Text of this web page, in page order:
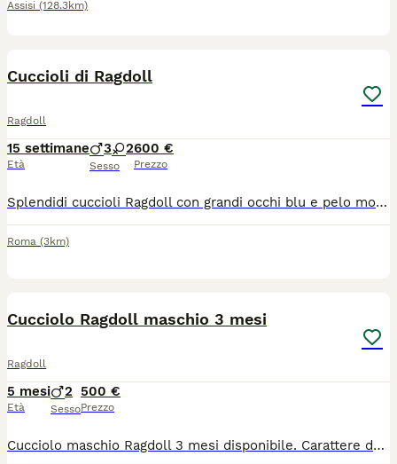
Assisi (128.3km)
Cuccioli di Ragdoll
Ragdoll
15 settimane
Età
3 2
Sesso
600 €
Prezzo
Splendidi cuccioli Ragdoll con grandi occhi blu e pelo morbido e soffice nati il 21 aprile 2026 Colori dei cuccioli: Seal Mitted , blue Mitted, Red/cream Siamo i cuccioli dolcissimi e pronti per trovare una famiglia amorevole Siamo in un ambiente sereno, abituati al contatto umano e alle coccole.. Siamo dolcissimi , affettuosi e perfetti per la compagnia...verremo ceduti completamente autonomi e pronti per raggiungere la nostra nuova famiglia! Siamo a Roma Se ti sei già innamorato di una di noi, puoi prenotarci fin da subito! Entrambi i genitori sono testati e negativi per le principali malattie genetiche della razza, tra cui HCM (cardiomiopatia ipertrofica) ,oltre a FIV e FeLV. Verremo ceduti con: - Libretto sanitario - sverminazione effettuata( due volte) - primo vaccino -Abituati alla lettiera e alla vita in casa Per informazioni video e foto contattatemi al n. 350 884 4326anche wathsapp
Roma (3km)
Cucciolo Ragdoll maschio 3 mesi
Ragdoll
5 mesi
Età
2
Sesso
500 €
Prezzo
Cucciolo maschio Ragdoll 3 mesi disponibile. Carattere dolcissimo, affettuoso e giocherellone. Genitori visibili di mia proprietà. Contattare su WhatsApp 3489802110